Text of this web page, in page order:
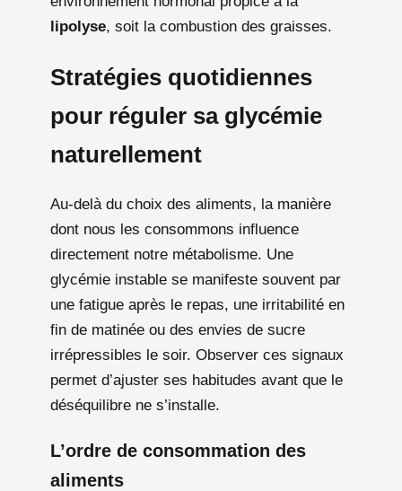
lipolyse, soit la combustion des graisses.
Stratégies quotidiennes
pour réguler sa glycémie
naturellement
Au-delà du choix des aliments, la manière
dont nous les consommons influence
directement notre métabolisme. Une
glycémie instable se manifeste souvent par
une fatigue après le repas, une irritabilité en
fin de matinée ou des envies de sucre
irrépressibles le soir. Observer ces signaux
permet d’ajuster ses habitudes avant que le
déséquilibre ne s’installe.
L’ordre de consommation des
aliments